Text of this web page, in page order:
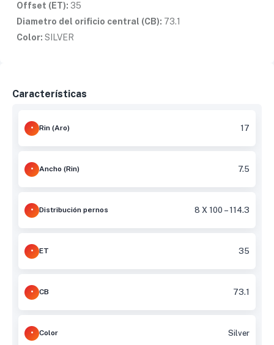
Offset (ET): 35
Diametro del orificio central (CB): 73.1
Color: SILVER
Características
Rin (Aro) 17
Ancho (Rin) 7.5
Distribución pernos 8 X 100 – 114.3
ET 35
CB 73.1
Color Silver